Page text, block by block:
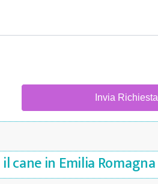
Invia Richiesta
cane in Emilia Romagna